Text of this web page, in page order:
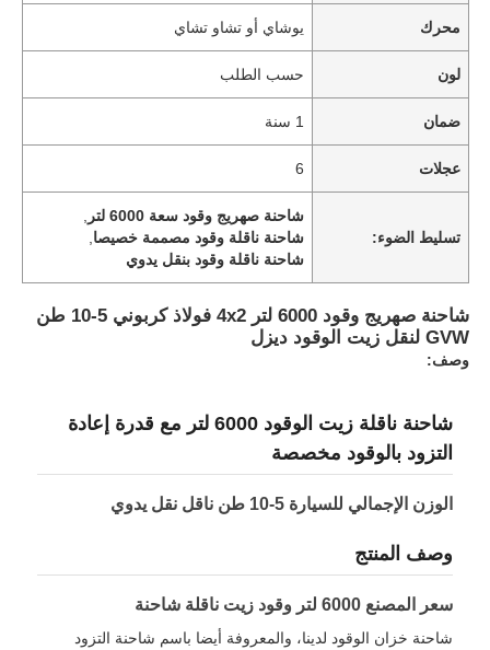
منزل
المنتجات
اتصل بنا
أخبار
جميع القضايا
طلب اقتباس
دبابة نصف مقطورة
محرك يوشاي أو تشاو تشاي
لون حسب الطلب
ضمان 1 سنة
عجلات 6
تسليط الضوء:
شاحنة صهريج وقود سعة 6000 لتر
شاحنة ناقلة وقود مصممة خصيصا
شاحنة ناقلة وقود بنقل يدوي
شاحنة صهريج وقود 6000 لتر 4x2 فولاذ كربوني 5-10 طن
GVW لنقل زيت الوقود ديزل
وصف:
شاحنة ناقلة زيت الوقود 6000 لتر مع قدرة إعادة
التزود بالوقود مخصصة
الوزن الإجمالي للسيارة 5-10 طن ناقل نقل يدوي
وصف المنتج
سعر المصنع 6000 لتر وقود زيت ناقلة شاحنة
شاحنة خزان الوقود لدينا، والمعروفة أيضا باسم شاحنة التزود